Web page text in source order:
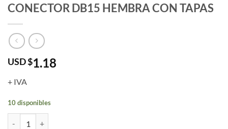
CONECTOR DB15 HEMBRA CON TAPAS
USD $1.18
+ IVA
10 disponibles